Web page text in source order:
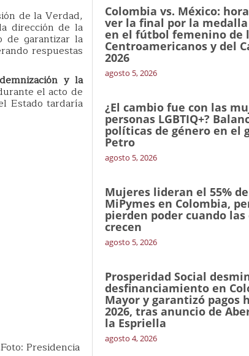
de la Verdad,
dirección de la
de garantizar la
respuestas
y la
el acto de
Estado tardaría
Presidencia
Colombia vs. México:
ver la final por la
en el fútbol femenino de
Centroamericanos y del
2026
agosto 5, 2026
¿El cambio fue con las
personas LGBTIQ+?
políticas de género en el
Petro
agosto 5, 2026
Mujeres lideran el 55%
MiPymes en Colombia,
pierden poder cuando las
crecen
agosto 5, 2026
Prosperidad Social
desfinanciamiento en
Mayor y garantizó pagos
2026, tras anuncio de
la Espriella
agosto 4, 2026